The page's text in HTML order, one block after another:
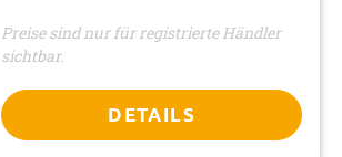
optimale Luftzirkulation und Kühlung•
Hochwertige Materialien zur effektiven
Absorption von Aufprallkräften• Robuste
und widerstandsfähige Materialien für
lange Lebensdauer•
Gebrauchsanweisung an der
Verpackung• Mit Insektenschutz •
Preise sind nur für registrierte Händler
sichtbar.
DETAILS